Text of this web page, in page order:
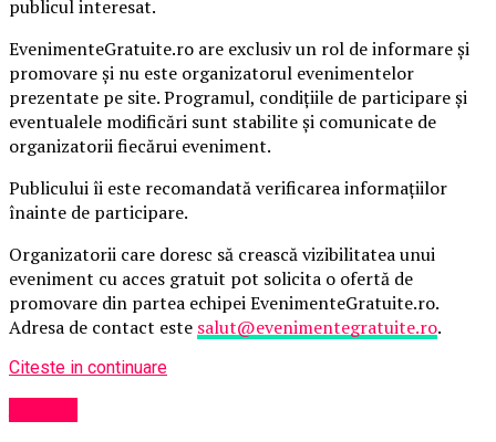
publicul interesat.
EvenimenteGratuite.ro are exclusiv un rol de informare și
promovare și nu este organizatorul evenimentelor
prezentate pe site. Programul, condițiile de participare și
eventualele modificări sunt stabilite și comunicate de
organizatorii fiecărui eveniment.
Publicului îi este recomandată verificarea informațiilor
înainte de participare.
Organizatorii care doresc să crească vizibilitatea unui
eveniment cu acces gratuit pot solicita o ofertă de
promovare din partea echipei EvenimenteGratuite.ro.
Adresa de contact este salut@evenimentegratuite.ro.
Citeste in continuare